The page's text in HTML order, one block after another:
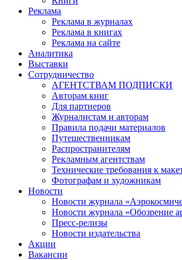
Реклама
Реклама в журналах
Реклама в книгах
Реклама на сайте
Аналитика
Выставки
Сотрудничество
АГЕНТСТВАМ ПОДПИСКИ
Авторам книг
Для партнеров
Журналистам и авторам
Правила подачи материалов
Путешественникам
Распространителям
Рекламным агентствам
Технические требования к
Фотографам и художникам
Новости
Новости журнала
Новости журнала «Обозрение
Пресс-релизы
Новости издательства
Акции
Вакансии